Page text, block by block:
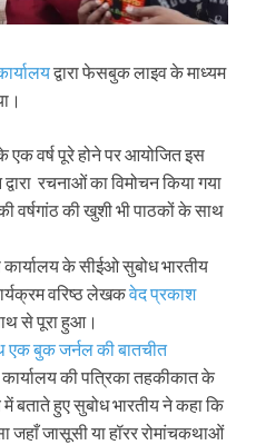
द्वारा फेसबुक लाइव के माध्यम
वर्ष पूरे होने पर आयोजित इस
रचनाओं का विमोचन किया गया
की खुशी भी पाठकों के साथ
के सीईओ सुबोध भारतीय
वरिष्ठ लेखकवेद प्रकाश
से पूरा हुआ।
एक बुक जर्नल की बातचीत
की पत्रिका तहकीकात के
बताते हुए सुबोध भारतीय ने कहा कि
जहाँ जासूसी या हॉरर रोमांचकथाओं